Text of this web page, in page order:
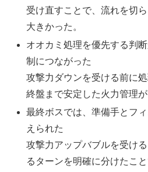
受け直すことで、流れを切
大きかった。
オオカミ処理を優先する判
制につながった
攻撃力ダウンを受ける前に
終盤まで安定した火力管理が
最終ボスでは、準備手とフ
えられた
攻撃力アップバブルを受け
るターンを明確に分けたこ